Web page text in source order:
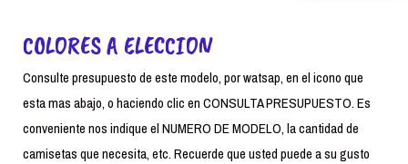
COLORES A ELECCION
Consulte presupuesto de este modelo, por watsap, en el icono que
esta mas abajo, o haciendo clic en CONSULTA PRESUPUESTO. Es
conveniente nos indique el NUMERO DE MODELO, la cantidad de
camisetas que necesita, etc. Recuerde que usted puede a su gusto